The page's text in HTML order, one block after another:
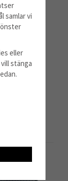
samlar vi
eller
stänga